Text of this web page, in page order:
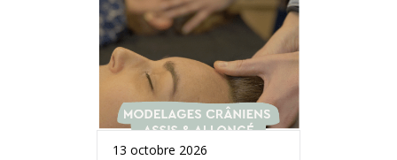
13 octobre 2026